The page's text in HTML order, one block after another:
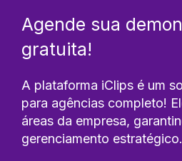
Agende sua
gratuita!
A plataforma iClips é um
para agências completo!
áreas da empresa,
gerenciamento estratégico.